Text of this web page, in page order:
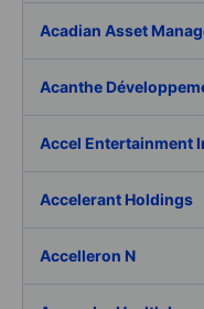
Acadian Asset
Acanthe
Accel Entertainment
Accelerant Holdings
Accelleron N